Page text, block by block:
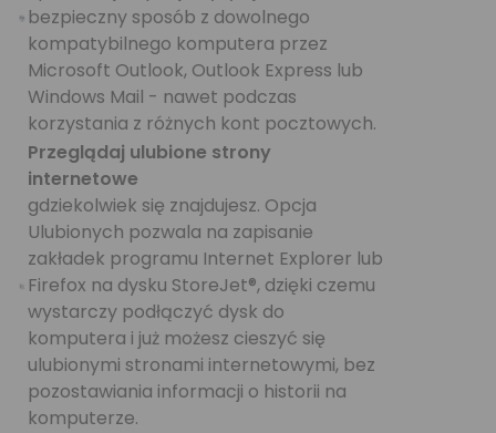
bezpieczny sposób z dowolnego
kompatybilnego komputera przez
Microsoft Outlook, Outlook Express lub
Windows Mail - nawet podczas
korzystania z różnych kont pocztowych.
Przeglądaj ulubione strony
internetowe
gdziekolwiek się znajdujesz. Opcja
Ulubionych pozwala na zapisanie
zakładek programu Internet Explorer lub
Firefox na dysku StoreJet®, dzięki czemu
wystarczy podłączyć dysk do
komputera i już możesz cieszyć się
ulubionymi stronami internetowymi, bez
pozostawiania informacji o historii na
komputerze.